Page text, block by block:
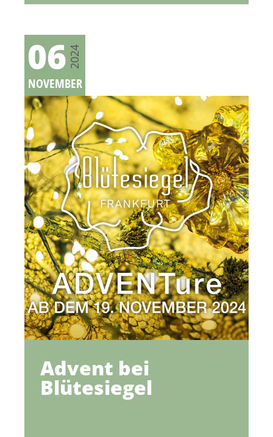
06
NOVEMBER
2024
Advent bei
Blütesiegel